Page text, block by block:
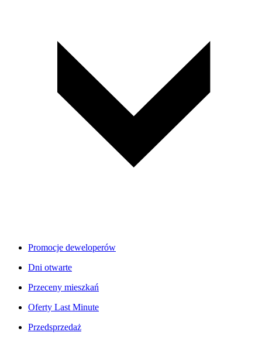
Promocje deweloperów
Dni otwarte
Przeceny mieszkań
Oferty Last Minute
Przedsprzedaż